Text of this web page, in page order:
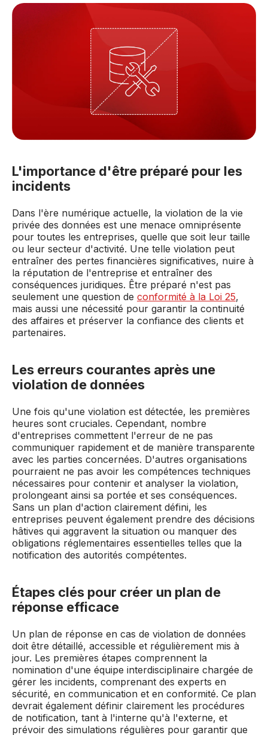
L'importance d'être préparé pour les
incidents
Dans l'ère numérique actuelle, la violation de la vie
privée des données est une menace omniprésente
pour toutes les entreprises, quelle que soit leur taille
ou leur secteur d'activité. Une telle violation peut
entraîner des pertes financières significatives, nuire à
la réputation de l'entreprise et entraîner des
conséquences juridiques. Être préparé n'est pas
seulement une question de conformité à la Loi 25,
mais aussi une nécessité pour garantir la continuité
des affaires et préserver la confiance des clients et
partenaires.
Les erreurs courantes après une
violation de données
Une fois qu'une violation est détectée, les premières
heures sont cruciales. Cependant, nombre
d'entreprises commettent l'erreur de ne pas
communiquer rapidement et de manière transparente
avec les parties concernées. D'autres organisations
pourraient ne pas avoir les compétences techniques
nécessaires pour contenir et analyser la violation,
prolongeant ainsi sa portée et ses conséquences.
Sans un plan d'action clairement défini, les
entreprises peuvent également prendre des décisions
hâtives qui aggravent la situation ou manquer des
obligations réglementaires essentielles telles que la
notification des autorités compétentes.
Étapes clés pour créer un plan de
réponse efficace
Un plan de réponse en cas de violation de données
doit être détaillé, accessible et régulièrement mis à
jour. Les premières étapes comprennent la
nomination d'une équipe interdisciplinaire chargée de
gérer les incidents, comprenant des experts en
sécurité, en communication et en conformité. Ce plan
devrait également définir clairement les procédures
de notification, tant à l'interne qu'à l'externe, et
prévoir des simulations régulières pour garantir que